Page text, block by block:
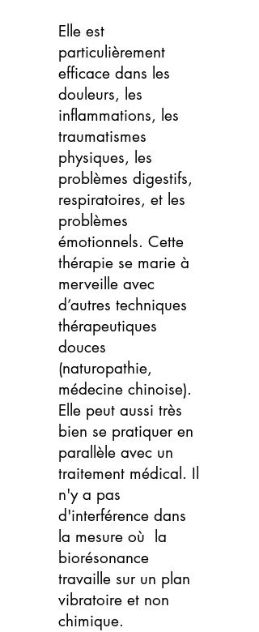
Elle est
particulièrement
efficace dans les
douleurs, les
inflammations, les
traumatismes
physiques, les
problèmes digestifs,
respiratoires, et les
problèmes
émotionnels. Cette
thérapie se marie à
merveille avec
d’autres techniques
thérapeutiques
douces
(naturopathie,
médecine chinoise).
Elle peut aussi très
bien se pratiquer en
parallèle avec un
traitement médical. Il
n'y a pas
d'interférence dans
la mesure où la
biorésonance
travaille sur un plan
vibratoire et non
chimique.